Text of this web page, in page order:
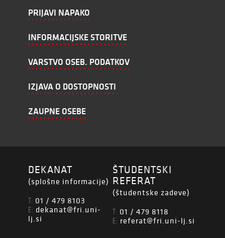
PRIJAVI NAPAKO
INFORMACIJSKE STORITVE
VARSTVO OSEB. PODATKOV
IZJAVA O DOSTOPNOSTI
ZAUPNE OSEBE
DEKANAT
(splošne informacije)
T: 01 / 479 8103
E: dekanat@fri.uni-
lj.si
ŠTUDENTSKI
REFERAT
(študentske zadeve)
T: 01 / 479 8118
E: referat@fri.uni-lj.si